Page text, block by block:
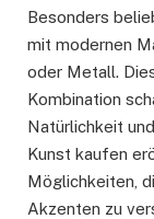
Besonders
mit modernen
oder Metall.
Kombination
Natürlichkeit
Kunst kaufen
Möglichkeiten,
Akzenten zu